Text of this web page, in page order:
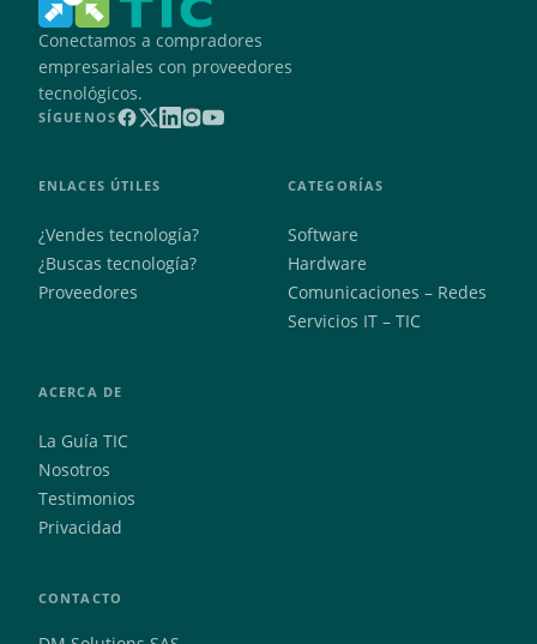
Conectamos a compradores
empresariales con proveedores
tecnológicos.
SÍGUENOS
ENLACES ÚTILES
¿Vendes tecnología?
¿Buscas tecnología?
Proveedores
CATEGORÍAS
Software
Hardware
Comunicaciones – Redes
Servicios IT – TIC
ACERCA DE
La Guía TIC
Nosotros
Testimonios
Privacidad
CONTACTO